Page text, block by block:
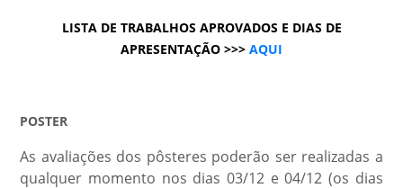
LISTA DE TRABALHOS APROVADOS E DIAS DE
APRESENTAÇÃO >>> AQUI
POSTER
As avaliações dos pôsteres poderão ser realizadas a
qualquer momento nos dias 03/12 e 04/12 (os dias